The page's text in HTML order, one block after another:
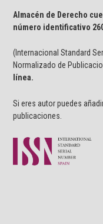
Almacén de Derecho
número identificativo
(Internacional Standard
Normalizado de
línea.
Si eres autor puedes
publicaciones.